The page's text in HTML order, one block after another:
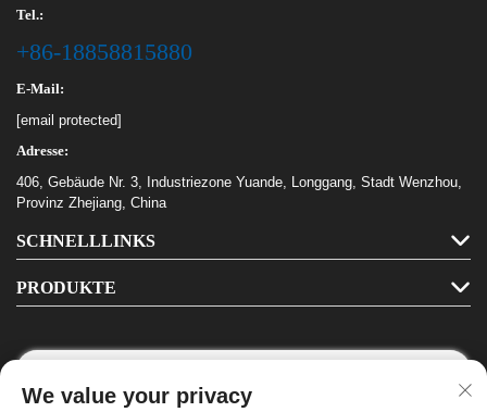
Tel.:
+86-18858815880
E-Mail:
[email protected]
Adresse:
406, Gebäude Nr. 3, Industriezone Yuande, Longgang, Stadt Wenzhou,
Provinz Zhejiang, China
SCHNELLLINKS
PRODUKTE
We value your privacy